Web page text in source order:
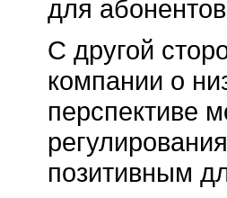
для
С другой
компании о
перспективе
позитивным